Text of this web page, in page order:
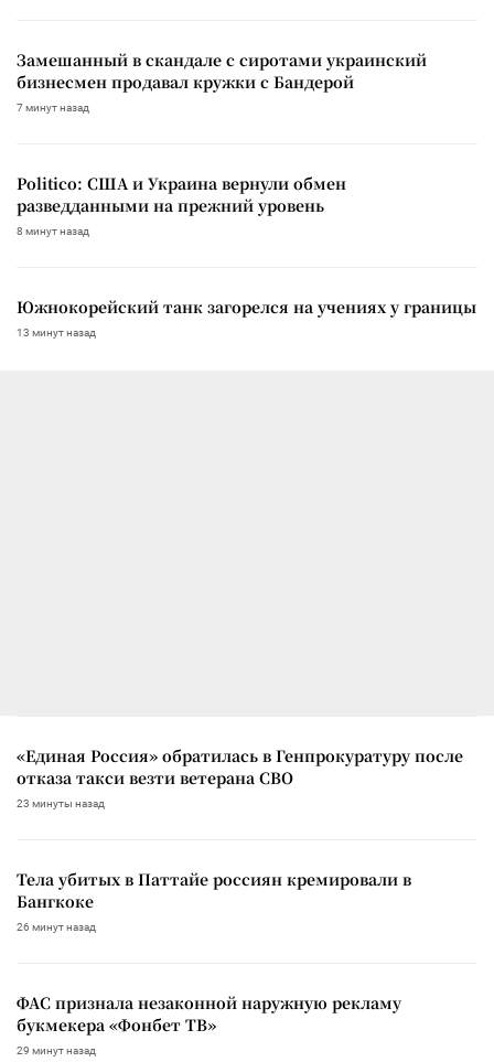
Замешанный в скандале с сиротами украинский
бизнесмен продавал кружки с Бандерой
7 минут назад
Politico: США и Украина вернули обмен
разведданными на прежний уровень
8 минут назад
Южнокорейский танк загорелся на учениях у границы
13 минут назад
«Единая Россия» обратилась в Генпрокуратуру после
отказа такси везти ветерана СВО
23 минуты назад
Тела убитых в Паттайе россиян кремировали в
Бангкоке
26 минут назад
ФАС признала незаконной наружную рекламу
букмекера «Фонбет ТВ»
29 минут назад